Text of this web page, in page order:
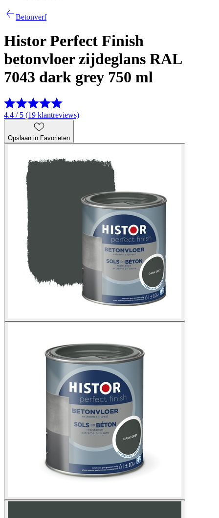
Betonverf
Histor Perfect Finish
betonvloer zijdeglans RAL
7043 dark grey 750 ml
4.4 / 5 (19 klantreviews)
Opslaan in Favorieten